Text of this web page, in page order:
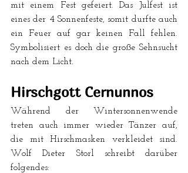
mit einem Fest gefeiert. Das Julfest ist
eines der 4 Sonnenfeste, somit durfte auch
ein Feuer auf gar keinen Fall fehlen.
Symbolisiert es doch die große Sehnsucht
nach dem Licht.
Hirschgott Cernunnos
Während der Wintersonnenwende
treten auch immer wieder Tänzer auf,
die mit Hirschmasken verkleidet sind.
Wolf Dieter Storl schreibt darüber
folgendes: